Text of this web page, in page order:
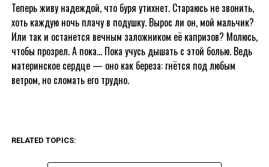
Теперь живу надеждой, что буря утихнет. Стараюсь не звонить,
хоть каждую ночь плачу в подушку. Вырос ли он, мой мальчик?
Или так и останется вечным заложником её капризов? Молюсь,
чтобы прозрел. А пока… Пока учусь дышать с этой болью. Ведь
материнское сердце — оно как береза: гнётся под любым
ветром, но сломать его трудно.
RELATED TOPICS: